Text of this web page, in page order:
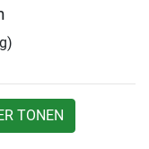
TONEN